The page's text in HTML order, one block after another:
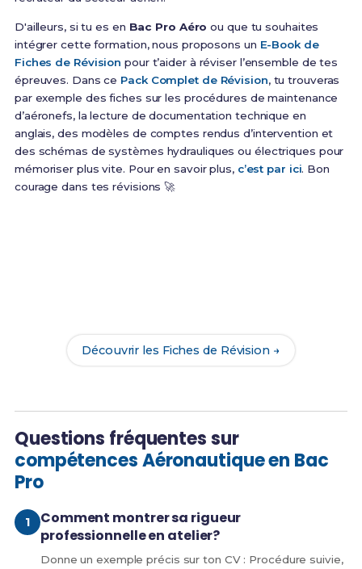
D'ailleurs, si tu es en Bac Pro Aéro ou que tu souhaites
intégrer cette formation, nous proposons un E-Book de
Fiches de Révision pour t’aider à réviser l’ensemble de tes
épreuves. Dans ce Pack Complet de Révision, tu trouveras
par exemple des fiches sur les procédures de maintenance
d’aéronefs, la lecture de documentation technique en
anglais, des modèles de comptes rendus d’intervention et
des schémas de systèmes hydrauliques ou électriques pour
mémoriser plus vite. Pour en savoir plus, c’est par ici. Bon
courage dans tes révisions 🚀
Découvrir les Fiches de Révision →
Questions fréquentes sur
compétences Aéronautique en Bac
Pro
Comment montrer sa rigueur
professionnelle en atelier?
Donne un exemple précis sur ton CV : Procédure suivie,